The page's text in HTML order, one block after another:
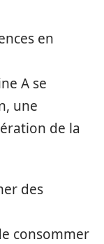
en
A se
une
de la
des
consommer